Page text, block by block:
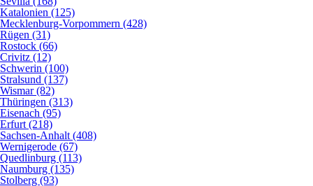
Katalonien (125)
Mecklenburg-Vorpommern (428)
Rügen (31)
Rostock (66)
Crivitz (12)
Schwerin (100)
Stralsund (137)
Wismar (82)
Thüringen (313)
Eisenach (95)
Erfurt (218)
Sachsen-Anhalt (408)
Wernigerode (67)
Quedlinburg (113)
Naumburg (135)
Stolberg (93)